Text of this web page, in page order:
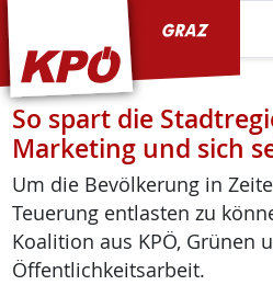
So spart die
Marketing und sich
Um die Bevölkerung in
Teuerung entlasten zu
Koalition aus KPÖ, Grünen
Öffentlichkeitsarbeit.